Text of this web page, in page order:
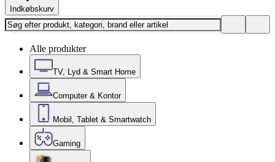
Indkøbskurv
Alle produkter
TV, Lyd & Smart Home
Computer & Kontor
Mobil, Tablet & Smartwatch
Gaming